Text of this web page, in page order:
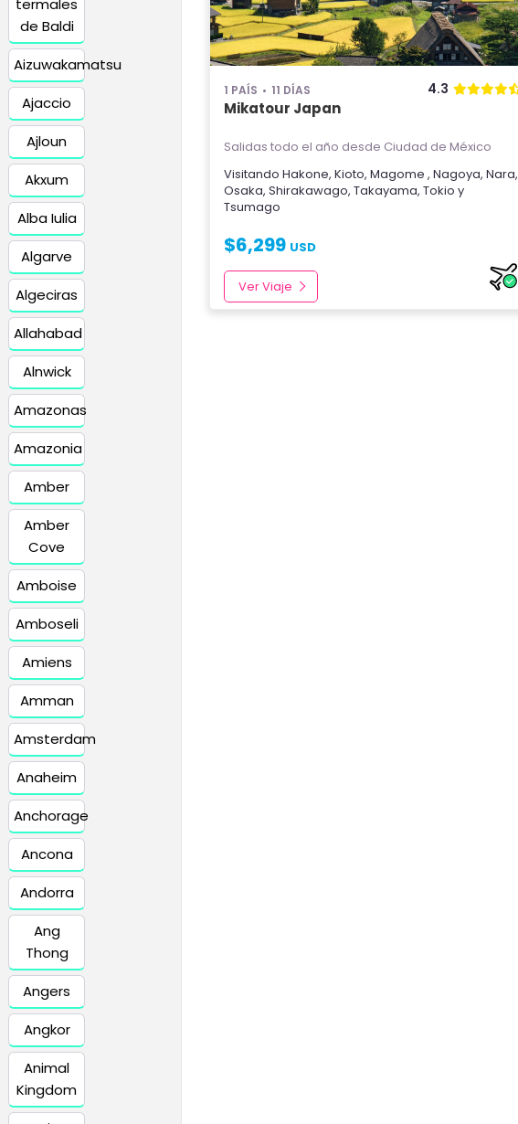
termales
de Baldi
Aizuwakamatsu
Ajaccio
Ajloun
Akxum
Alba Iulia
Algarve
Algeciras
Allahabad
Alnwick
Amazonas
Amazonia
Amber
Amber
Cove
Amboise
Amboseli
Amiens
Amman
Amsterdam
Anaheim
Anchorage
Ancona
Andorra
Ang
Thong
Angers
Angkor
Animal
Kingdom
1 PAÍS 11 DÍAS 4.3
Mikatour Japan
Salidas todo el año desde Ciudad de México
Visitando Hakone, Kioto, Magome , Nagoya, Nara,
Osaka, Shirakawago, Takayama, Tokio y
Tsumago
$6,299 USD
Ver Viaje